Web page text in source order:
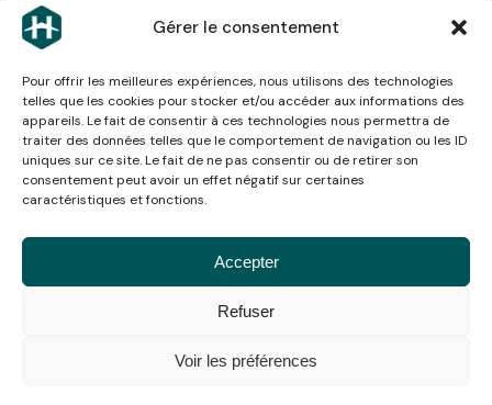
Gérer le consentement
Pour offrir les meilleures expériences, nous utilisons des technologies
telles que les cookies pour stocker et/ou accéder aux informations des
appareils. Le fait de consentir à ces technologies nous permettra de
traiter des données telles que le comportement de navigation ou les ID
uniques sur ce site. Le fait de ne pas consentir ou de retirer son
consentement peut avoir un effet négatif sur certaines
caractéristiques et fonctions.
Accepter
Refuser
Voir les préférences
Découvrez les expertises, services et sociétés du
ACTUALITÉS AÉRONAUTIQUES
légalesconfidentialité
générales